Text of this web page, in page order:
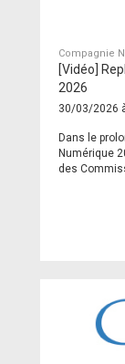
Compagnie
[Vidéo]
2026
30/03/2026
Dans le
Numérique
des